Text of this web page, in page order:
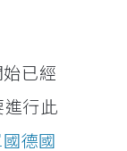
已經
行此
德國